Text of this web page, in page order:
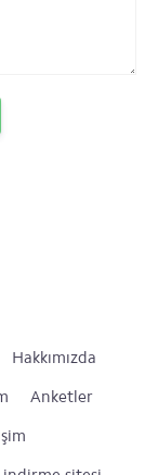
Hakkımızda
Anketler